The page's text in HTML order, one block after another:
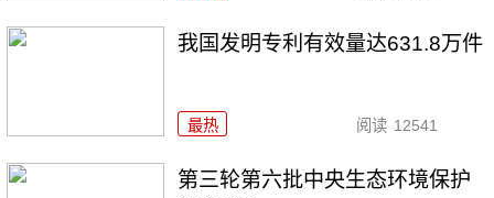
我国发明专利有效量达631.8万件
最热 阅读 12541
第三轮第六批中央生态环境保护